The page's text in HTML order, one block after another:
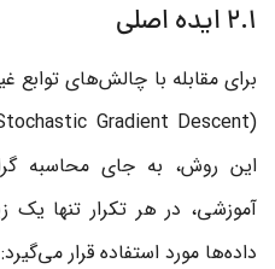
۲.۱ ایده اصلی
برای مقابله با چالش‌های توابع
این روش، به جای محاسبه
آموزشی، در هر تکرار تنها یک
داده‌ها مورد استفاده قرار می‌گیرد: